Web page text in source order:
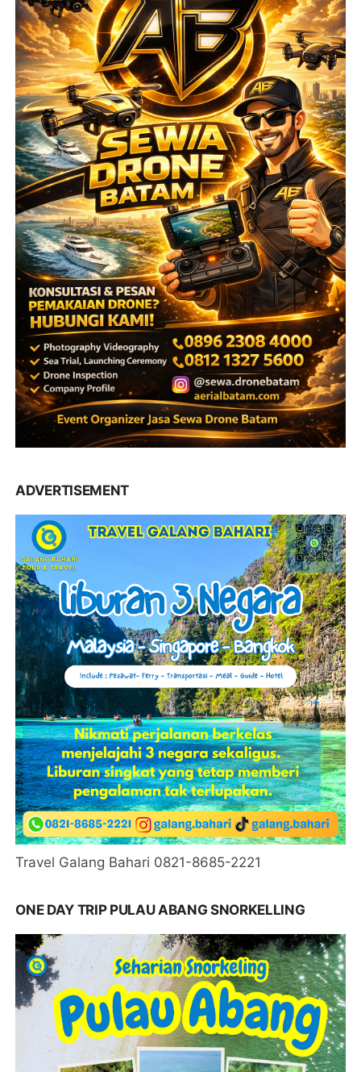
ADVERTISEMENT
Travel Galang Bahari 0821-8685-2221
ONE DAY TRIP PULAU ABANG SNORKELLING